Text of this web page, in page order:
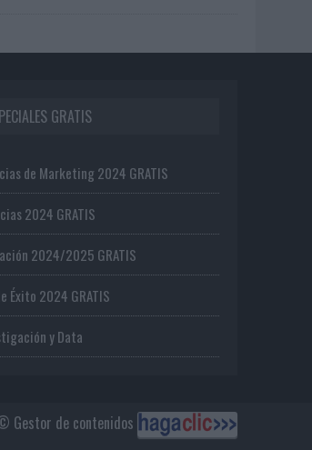
GRATIS
de Marketing 2024 GRATIS
2024 GRATIS
2024/2025 GRATIS
Éxito 2024 GRATIS
y Data
Gestor de contenidos